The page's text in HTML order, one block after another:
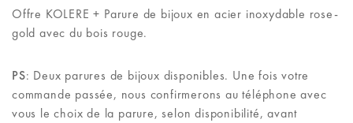
Offre KOLERE + Parure de bijoux en acier inoxydable rose-
gold avec du bois rouge.
PS: Deux parures de bijoux disponibles. Une fois votre
commande passée, nous confirmerons au téléphone avec
vous le choix de la parure, selon disponibilité, avant